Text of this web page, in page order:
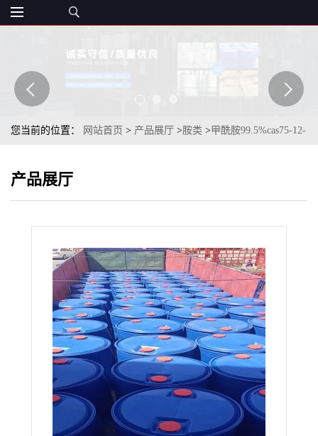
您当前的位置： 网站首页 > 产品展厅 >胺类 >甲酰胺99.5%cas75-12-
产品展厅